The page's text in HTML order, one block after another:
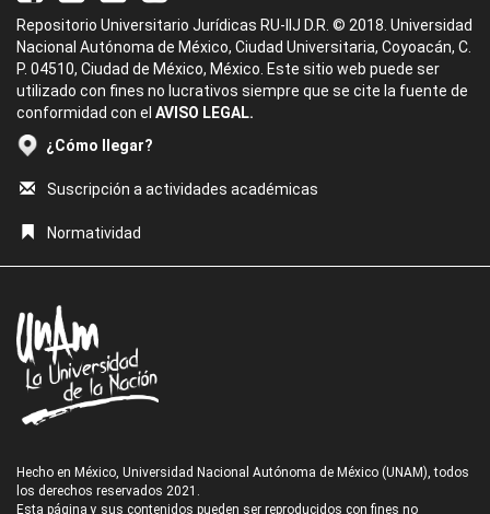
Repositorio Universitario Jurídicas RU-IIJ D.R. © 2018. Universidad
Nacional Autónoma de México, Ciudad Universitaria, Coyoacán, C.
P. 04510, Ciudad de México, México. Este sitio web puede ser
utilizado con fines no lucrativos siempre que se cite la fuente de
conformidad con el AVISO LEGAL.
¿Cómo llegar?
Suscripción a actividades académicas
Normatividad
Hecho en México, Universidad Nacional Autónoma de México (UNAM), todos
los derechos reservados 2021.
Esta página y sus contenidos pueden ser reproducidos con fines no